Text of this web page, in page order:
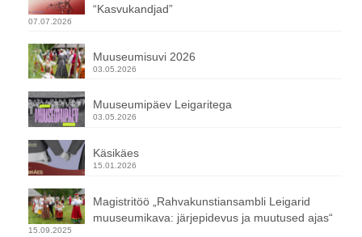
“Kasvukandjad”
07.07.2026
Muuseumisuvi 2026
03.05.2026
Muuseumipäev Leigaritega
03.05.2026
Käsikäes
15.01.2026
Magistritöö „Rahvakunstiansambli Leigarid
muuseumikava: järjepidevus ja muutused ajas“
15.09.2025